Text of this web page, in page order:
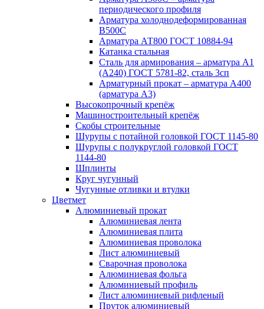
периодического профиля
Арматура холоднодеформированная
В500С
Арматура АТ800 ГОСТ 10884-94
Катанка стальная
Сталь для армирования – арматура А1
(А240) ГОСТ 5781-82, сталь 3сп
Арматурный прокат – арматура А400
(арматура А3)
Высокопрочный крепёж
Машиностроительный крепёж
Скобы строительные
Шурупы с потайной головкой ГОСТ 1145-80
Шурупы с полукруглой головкой ГОСТ
1144-80
Шплинты
Круг чугунный
Чугунные отливки и втулки
Цветмет
Алюминиевый прокат
Алюминиевая лента
Алюминиевая плита
Алюминиевая проволока
Лист алюминиевый
Сварочная проволока
Алюминиевая фольга
Алюминиевый профиль
Лист алюминиевый рифленый
Пруток алюминиевый